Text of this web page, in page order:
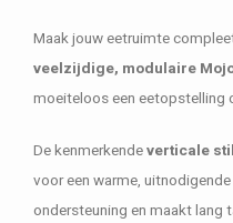
Maak jouw eetruimte
veelzijdige, modulaire
moeiteloos een eetopstelling
De kenmerkendeverticale
voor een warme,
ondersteuning en maakt